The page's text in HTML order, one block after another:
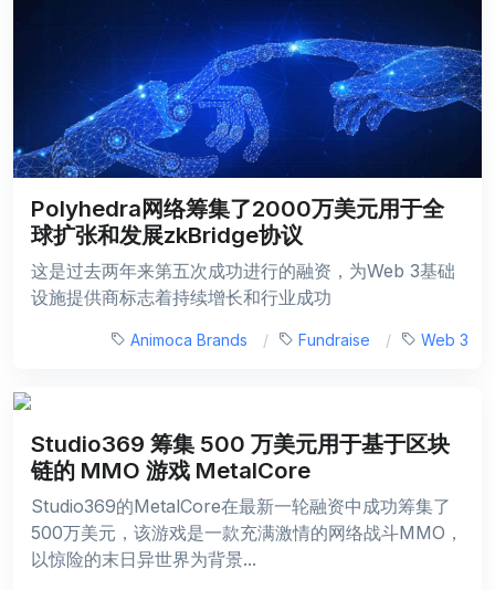
Polyhedra网络筹集了2000万美元用于全
球扩张和发展zkBridge协议
这是过去两年来第五次成功进行的融资，为Web 3基础
设施提供商标志着持续增长和行业成功
Animoca Brands Fundraise Web 3
Studio369 筹集 500 万美元用于基于区块
链的 MMO 游戏 MetalCore
Studio369的MetalCore在最新一轮融资中成功筹集了
500万美元，该游戏是一款充满激情的网络战斗MMO，
以惊险的末日异世界为背景...